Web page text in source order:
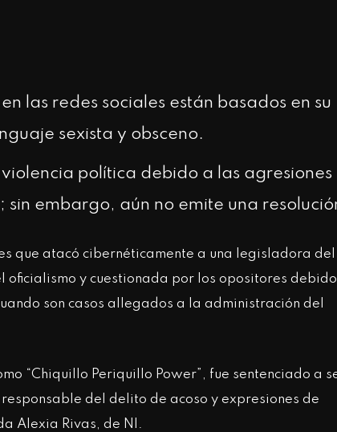
las redes sociales están basados en su
sexista y obsceno.
política debido a las agresiones
embargo, aún no emite una
que atacó cibernéticamente a una legisladora del
y cuestionada por los opositores
son casos allegados a la administración del
“Chiquillo Periquillo Power”, fue sentenciado a
del delito de acoso y expresiones de
Alexia Rivas, de NI.